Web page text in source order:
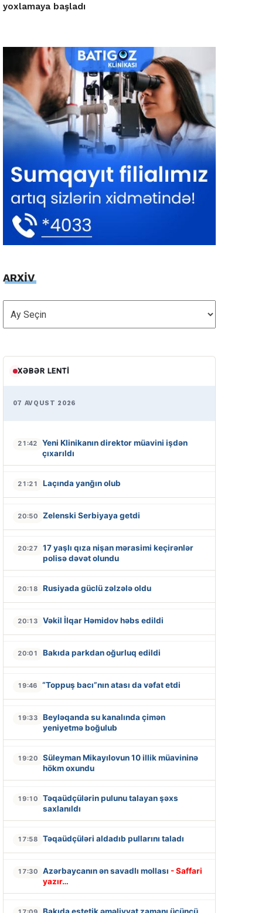
yoxlamaya başladı
ARXİV
ARXİV
XƏBƏR LENTI
07 AVQUST 2026
21:42
Yeni Klinikanın direktor müavini işdən
çıxarıldı
21:21 Laçında yanğın olub
20:50 Zelenski Serbiyaya getdi
20:27
17 yaşlı qıza nişan mərasimi keçirənlər
polisə dəvət olundu
20:18 Rusiyada güclü zəlzələ oldu
20:13 Vəkil İlqar Həmidov həbs edildi
20:01 Bakıda parkdan oğurluq edildi
19:46 “Toppuş bacı”nın atası da vəfat etdi
19:33
Beyləqanda su kanalında çimən
yeniyetmə boğulub
19:20
Süleyman Mikayılovun 10 illik müavininə
hökm oxundu
19:10
Təqaüdçülərin pulunu talayan şəxs
saxlanıldı
17:58 Təqaüdçüləri aldadıb pullarını taladı
17:30 Azərbaycanın ən savadlı mollası - Saffari
yazır…